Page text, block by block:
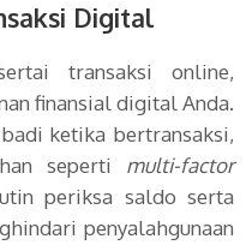
Digital
transaksi online,
finansial digital Anda.
ketika bertransaksi,
seperti multi-factor
periksa saldo serta
penyalahgunaan